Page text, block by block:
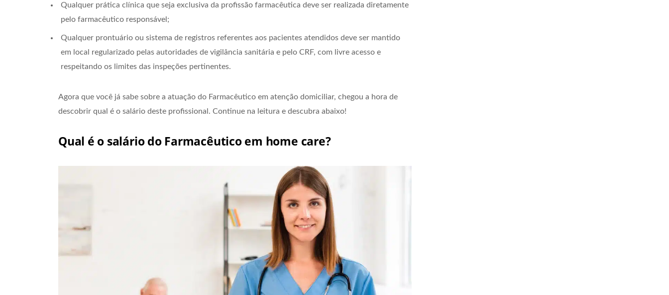
Qualquer prática clínica que seja exclusiva da profissão farmacêutica deve ser realizada diretamente
pelo farmacêutico responsável;
Qualquer prontuário ou sistema de registros referentes aos pacientes atendidos deve ser mantido
em local regularizado pelas autoridades de vigilância sanitária e pelo CRF, com livre acesso e
respeitando os limites das inspeções pertinentes.
Agora que você já sabe sobre a atuação do Farmacêutico em atenção domiciliar, chegou a hora de
descobrir qual é o salário deste profissional. Continue na leitura e descubra abaixo!
Qual é o salário do Farmacêutico em home care?